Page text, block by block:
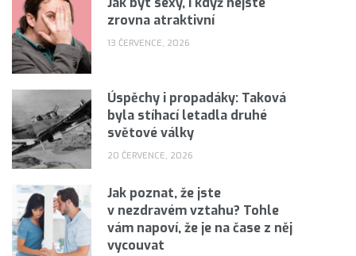
zrovna atraktivní
13 ČERVENCE, 2026
Úspěchy i propadáky: Taková
byla stíhací letadla druhé
světové války
20 ČERVENCE, 2026
Jak poznat, že jste
v nezdravém vztahu? Tohle
vám napoví, že je na čase z něj
vycouvat